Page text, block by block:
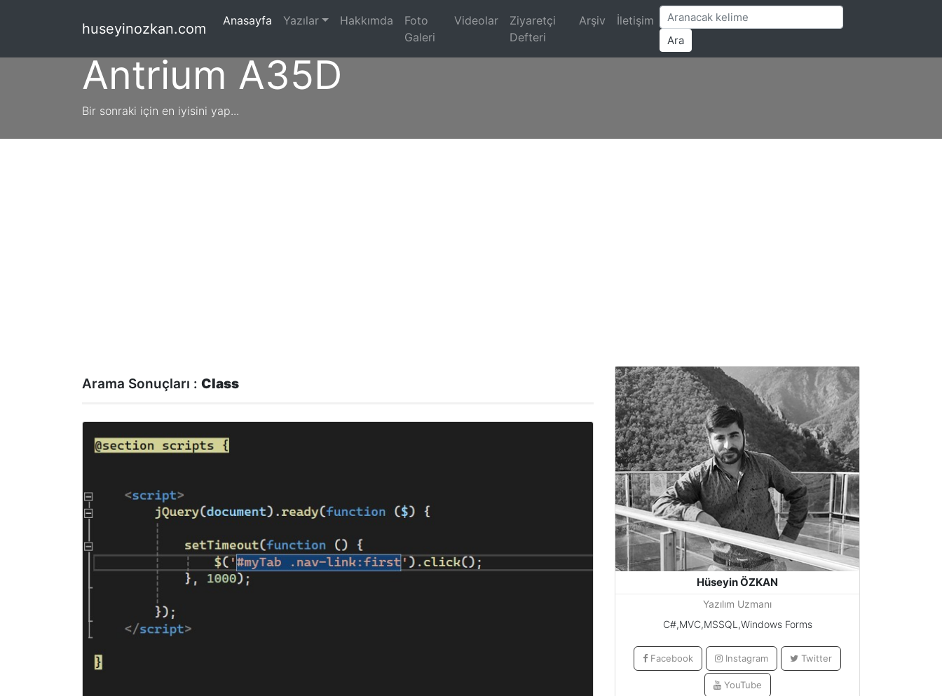
Antrium A35D
Bir sonraki için en iyisini yap...
huseyinozkan.com Anasayfa (current)
Yazılar Hakkımda
Foto
Galeri
Videolar
Ziyaretçi
Defteri
Arşiv İletişim
Ara
Arama Sonuçları : Class
Hüseyin ÖZKAN
Yazılım Uzmanı
C#,MVC,MSSQL,Windows Forms
Facebook Instagram Twitter
YouTube